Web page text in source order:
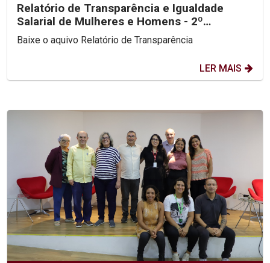
Relatório de Transparência e Igualdade
Salarial de Mulheres e Homens - 2º
Semestre 2025Baixe o aquivo Relatório de Transparência
LER MAIS